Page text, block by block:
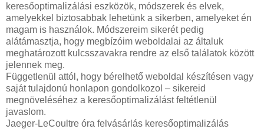
keresőoptimalizálási eszközök, módszerek és elvek,
amelyekkel biztosabbak lehetünk a sikerben, amelyeket én
magam is használok. Módszereim sikerét pedig
alátámasztja, hogy megbízóim weboldalai az általuk
meghatározott kulcsszavakra rendre az első találatok között
jelennek meg.
Függetlenül attól, hogy bérelhető weboldal készítésen vagy
saját tulajdonú honlapon gondolkozol – sikereid
megnöveléséhez a keresőoptimalizálást feltétlenül
javaslom.
Jaeger-LeCoultre óra felvásárlás keresőoptimalizálás